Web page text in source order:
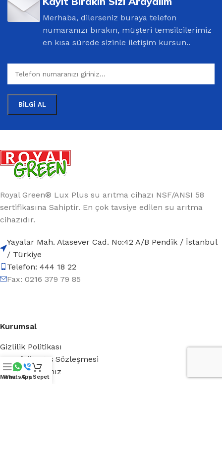
Merhaba, dilerseniz buraya telefon
numaranızı bırakın, müşteri temsilcilerimiz
en kısa sürede sizinle iletişim kursun..
Royal Green® Lux Plus su arıtma cihazı NSF/ANSI 58
sertifikasına Sahiptir. En çok tavsiye edilen su arıtma
cihazıdır.
Yayalar Mah. Atasever Cad. No:42 A/B Pendik / İstanbul
/ Türkiye
Telefon: 444 18 22
Fax: 0216 379 79 85
Kurumsal
Gizlilik Politikası
Mesafeli Satış Sözleşmesi
Referanslarımız
Menü
WhatsApp
AraSepet